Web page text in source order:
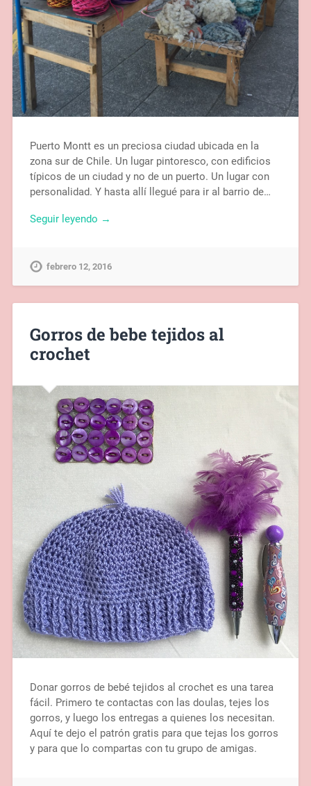
Puerto Montt es un preciosa ciudad ubicada en la
zona sur de Chile. Un lugar pintoresco, con edificios
típicos de un ciudad y no de un puerto. Un lugar con
personalidad. Y hasta allí llegué para ir al barrio de…
Seguir leyendo →
febrero 12, 2016
Gorros de bebe tejidos al
crochet
Donar gorros de bebé tejidos al crochet es una tarea
fácil. Primero te contactas con las doulas, tejes los
gorros, y luego los entregas a quienes los necesitan.
Aquí te dejo el patrón gratis para que tejas los gorros
y para que lo compartas con tu grupo de amigas.